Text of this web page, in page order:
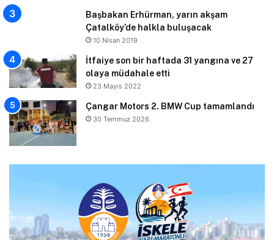
Başbakan Erhürman, yarın akşam
Çatalköy’de halkla buluşacak
10 Nisan 2019
İtfaiye son bir haftada 31 yangına ve 27
olaya müdahale etti
23 Mayıs 2022
Çangar Motors 2. BMW Cup tamamlandı
30 Temmuz 2026